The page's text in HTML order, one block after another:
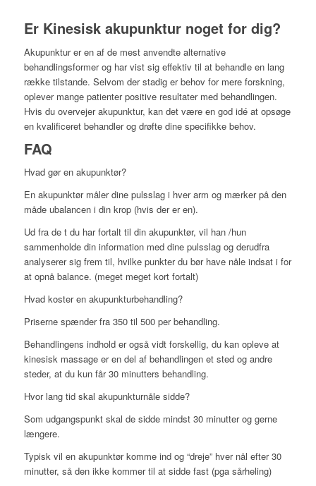
Er Kinesisk akupunktur noget for dig?
Akupunktur er en af de mest anvendte alternative
behandlingsformer og har vist sig effektiv til at behandle en lang
række tilstande. Selvom der stadig er behov for mere forskning,
oplever mange patienter positive resultater med behandlingen.
Hvis du overvejer akupunktur, kan det være en god idé at opsøge
en kvalificeret behandler og drøfte dine specifikke behov.
FAQ
Hvad gør en akupunktør?
En akupunktør måler dine pulsslag i hver arm og mærker på den
måde ubalancen i din krop (hvis der er en).
Ud fra de t du har fortalt til din akupunktør, vil han /hun
sammenholde din information med dine pulsslag og derudfra
analyserer sig frem til, hvilke punkter du bør have nåle indsat i for
at opnå balance. (meget meget kort fortalt)
Hvad koster en akupunkturbehandling?
Priserne spænder fra 350 til 500 per behandling.
Behandlingens indhold er også vidt forskellig, du kan opleve at
kinesisk massage er en del af behandlingen et sted og andre
steder, at du kun får 30 minutters behandling.
Hvor lang tid skal akupunkturnåle sidde?
Som udgangspunkt skal de sidde mindst 30 minutter og gerne
længere.
Typisk vil en akupunktør komme ind og “dreje” hver nål efter 30
minutter, så den ikke kommer til at sidde fast (pga sårheling)